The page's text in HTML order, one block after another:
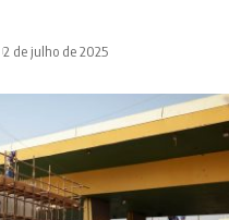
2 de julho de 2025